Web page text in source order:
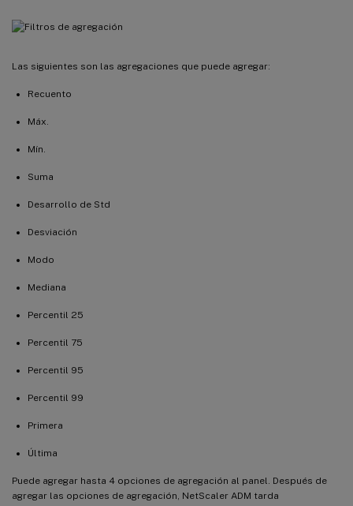
Las siguientes son las agregaciones que puede agregar:
Recuento
Máx.
Mín.
Suma
Desarrollo de Std
Desviación
Modo
Mediana
Percentil 25
Percentil 75
Percentil 95
Percentil 99
Primera
Última
Puede agregar hasta 4 opciones de agregación al panel. Después de
agregar las opciones de agregación, NetScaler ADM tarda